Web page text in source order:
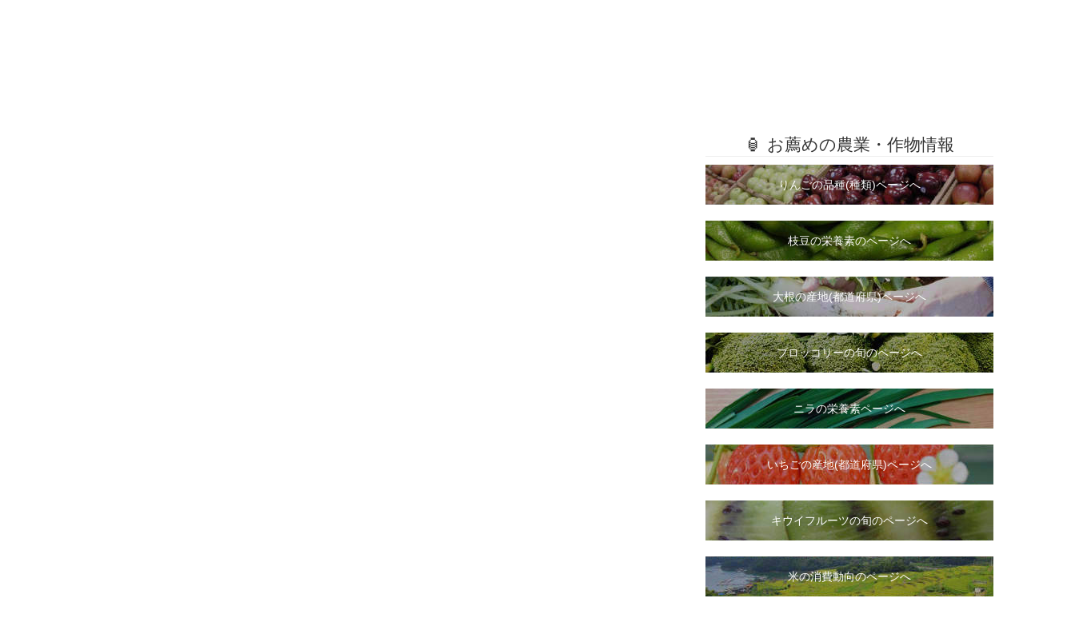
🏮 お薦めの農業・作物情報
りんごの品種(種類)ページへ
枝豆の栄養素のページへ
大根の産地(都道府県)ページへ
ブロッコリーの旬のページへ
ニラの栄養素ページへ
いちごの産地(都道府県)ページへ
キウイフルーツの旬のページへ
米の消費動向のページへ